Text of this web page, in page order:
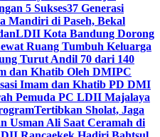
5 Sukses37 Generasi
Mandiri di Paseh, Bekal
LDII Kota Bandung Dorong
Ruang Tumbuh Keluarga
Turut Andil 70 dari 140
dan Khatib Oleh DMIPC
Imam dan Khatib PD DMI
Pemuda PC LDII Majalaya
Tertibkan Sholat, Jaga
Usman Ali Saat Ceramah di